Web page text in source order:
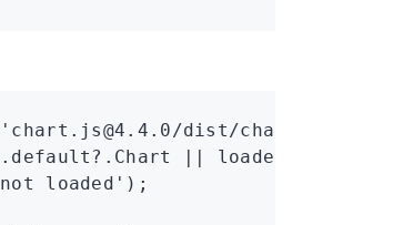
'chart.js@4.4.0/dist/
default ?.Chart || loaded
loaded' );